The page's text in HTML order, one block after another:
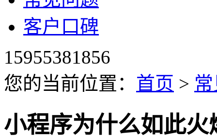
客户口碑
15955381856
您的当前位置： 首页 >
小程序为什么如此火